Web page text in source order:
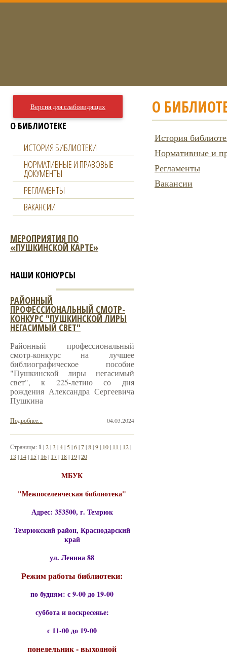
О
История
Нормативные и
Регламенты
Вакансии
Версия для слабовидящих
О БИБЛИОТЕКЕ
ИСТОРИЯ БИБЛИОТЕКИ
НОРМАТИВНЫЕ И ПРАВОВЫЕ
ДОКУМЕНТЫ
РЕГЛАМЕНТЫ
ВАКАНСИИ
МЕРОПРИЯТИЯ ПО
«ПУШКИНСКОЙ КАРТЕ»
НАШИ КОНКУРСЫ
РАЙОННЫЙ
ПРОФЕССИОНАЛЬНЫЙ СМОТР-
КОНКУРС "ПУШКИНСКОЙ ЛИРЫ
НЕГАСИМЫЙ СВЕТ"
Районный профессиональный
смотр-конкурс на лучшее
библиографическое пособие
"Пушкинской лиры негасимый
свет", к 225-летию со дня
рождения Александра Сергеевича
Пушкина
04.03.2024
Подробнее...
Страницы: 1 |2|3 |4| 5|6|7|8|9| 10| 11 | 12|
13 | 14| 15| 16| 17| 18| 19|20
МБУК
"Межпоселенческая библиотека"
Адрес: 353500, г. Темрюк
Темрюкский район, Краснодарский
край
ул. Ленина 88
Режим работы библиотеки:
по будням: с 9-00 до 19-00
суббота и воскресенье:
с 11-00 до 19-00
понедельник - выходной